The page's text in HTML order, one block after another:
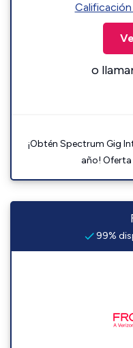
o
¡Obtén Spectrum Gig
año!
99%